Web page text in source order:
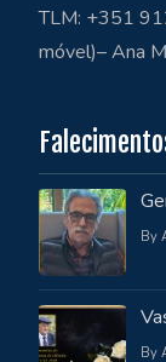
TLM: +351
móvel)– Ana
By
By